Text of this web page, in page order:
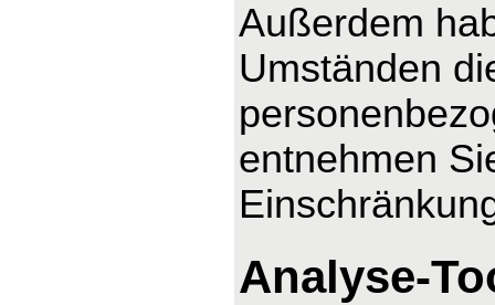
Außerdem
Umständen
entnehmen
Analyse-